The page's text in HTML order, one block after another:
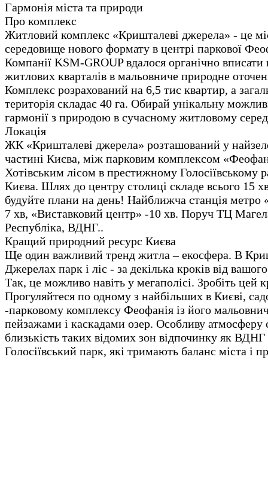
Гармонія міста та природи
Про комплекс
Житловий комплекс «Кришталеві джерела» - це
середовище нового формату в центрі паркової
Компанії KSM-GROUP вдалося органічно вписати
житлових кварталів в мальовниче природне
Комплекс розрахований на 6,5 тис квартир, а
територія складає 40 га. Обирай унікальну
гармонії з природою в сучасному житловому
Локація
ЖК «Кришталеві джерела» розташований у
частині Києва, між парковим комплексом
Хотівським лісом в престижному Голосіївському
Києва. Шлях до центру столиці складе всього 15
будуйте плани на день! Найближча станція метро
7 хв, «Виставковий центр» -10 хв. Поруч ТЦ
Республіка, ВДНГ..
Кращий природний ресурс Києва
Ще один важливий тренд житла – екосфера. В
Джерелах парк і ліс - за декілька кроків від
Так, це можливо навіть у мегаполісі. Зробіть цей
Прогуляйтеся по одному з найбільших в Києві,
-парковому комплексу Феофанія із його
пейзажами і каскадами озер. Особливу атмосферу
близькість таких відомих зон відпочинку як ВДНГ
Голосіївський парк, які тримають баланс міста і